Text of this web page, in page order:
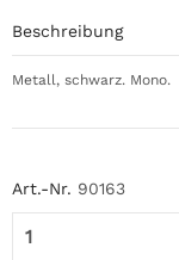
Art.-Nr. 90163
Beschreibung
Metall, schwarz. Mono.